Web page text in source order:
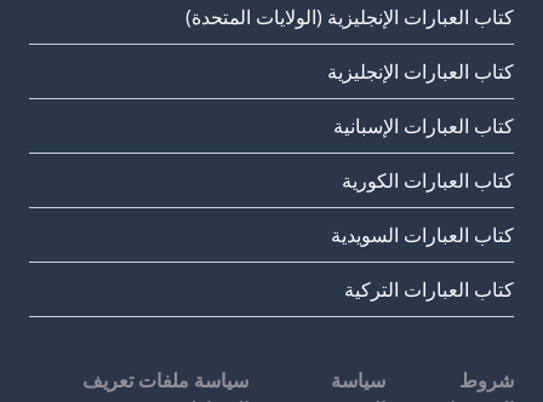
كتاب العبارات الإنجليزية (الولايات المتحدة)
كتاب العبارات الإنجليزية
كتاب العبارات الإسبانية
كتاب العبارات الكورية
كتاب العبارات السويدية
كتاب العبارات التركية
شروط
سياسة
سياسة ملفات تعريف